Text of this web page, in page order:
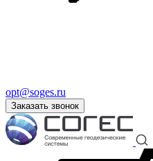
opt@soges.ru
Заказать звонок